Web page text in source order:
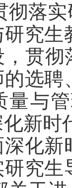
落实
究
贯彻
选
量与
新时
化
究